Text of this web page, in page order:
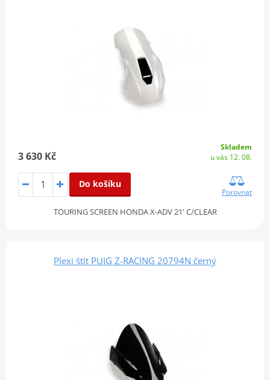
3 630 Kč
Skladem
u vás 12. 08.
Do košíku
Porovnat
TOURING SCREEN HONDA X-ADV 21' C/CLEAR
Plexi štít PUIG Z-RACING 20794N černý